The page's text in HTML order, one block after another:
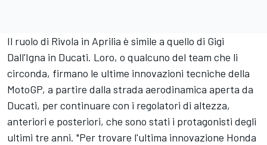
Il ruolo di Rivola in Aprilia è simile a quello di Gigi
Dall'Igna in Ducati. Loro, o qualcuno del team che li
circonda, firmano le ultime innovazioni tecniche della
MotoGP, a partire dalla strada aerodinamica aperta da
Ducati, per continuare con i regolatori di altezza,
anteriori e posteriori, che sono stati i protagonisti degli
ultimi tre anni. "Per trovare l'ultima innovazione Honda